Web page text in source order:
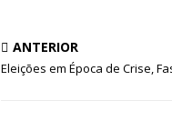
ANTERIOR
Eleições em Época de Crise,